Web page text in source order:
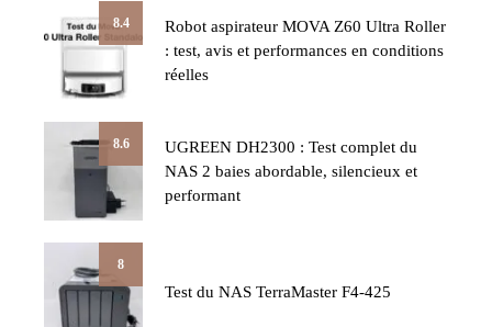
8.4
Robot aspirateur MOVA Z60 Ultra Roller
: test, avis et performances en conditions
réelles
8.6
UGREEN DH2300 : Test complet du
NAS 2 baies abordable, silencieux et
performant
8
Test du NAS TerraMaster F4-425